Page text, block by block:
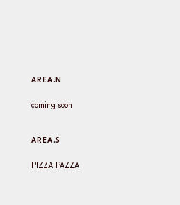
AREA.N
coming soon
AREA.S
PIZZA PAZZA